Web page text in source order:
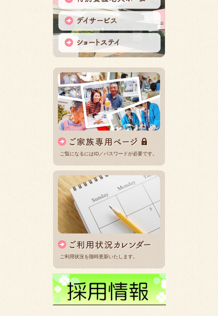
ご覧になるにはID／パスワードが必要です。
ご利用状況を随時更新いたします。